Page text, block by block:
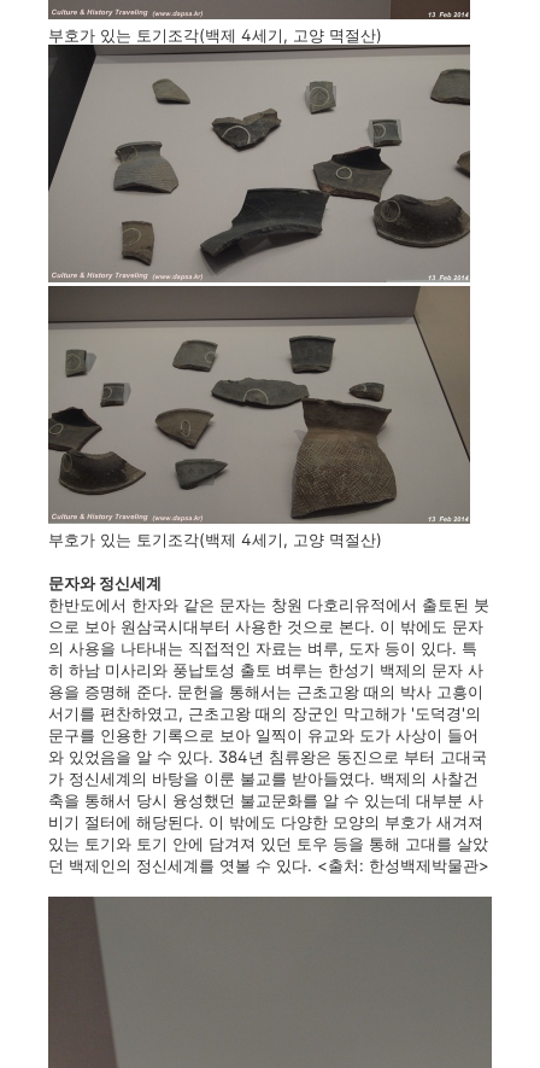
부호가 있는 토기조각(백제 4세기, 고양 멱절산)
부호가 있는 토기조각(백제 4세기, 고양 멱절산)
문자와 정신세계
한반도에서 한자와 같은 문자는 창원 다호리유적에서 출토된 붓
으로 보아 원삼국시대부터 사용한 것으로 본다. 이 밖에도 문자
의 사용을 나타내는 직접적인 자료는 벼루, 도자 등이 있다. 특
히 하남 미사리와 풍납토성 출토 벼루는 한성기 백제의 문자 사
용을 증명해 준다. 문헌을 통해서는 근초고왕 때의 박사 고흥이
서기를 편찬하였고, 근초고왕 때의 장군인 막고해가 '도덕경'의
문구를 인용한 기록으로 보아 일찍이 유교와 도가 사상이 들어
와 있었음을 알 수 있다. 384년 침류왕은 동진으로 부터 고대국
가 정신세계의 바탕을 이룬 불교를 받아들였다. 백제의 사찰건
축을 통해서 당시 융성했던 불교문화를 알 수 있는데 대부분 사
비기 절터에 해당된다. 이 밖에도 다양한 모양의 부호가 새겨져
있는 토기와 토기 안에 담겨져 있던 토우 등을 통해 고대를 살았
던 백제인의 정신세계를 엿볼 수 있다. <출처: 한성백제박물관>